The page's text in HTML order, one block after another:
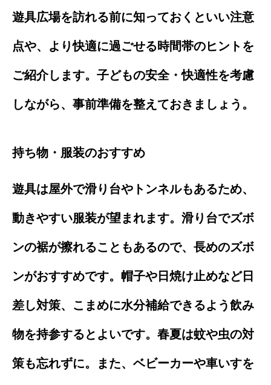
遊具広場を訪れる前に知っておくといい注意
点や、より快適に過ごせる時間帯のヒントを
ご紹介します。子どもの安全・快適性を考慮
しながら、事前準備を整えておきましょう。
持ち物・服装のおすすめ
遊具は屋外で滑り台やトンネルもあるため、
動きやすい服装が望まれます。滑り台でズボ
ンの裾が擦れることもあるので、長めのズボ
ンがおすすめです。帽子や日焼け止めなど日
差し対策、こまめに水分補給できるよう飲み
物を持参するとよいです。春夏は蚊や虫の対
策も忘れずに。また、ベビーカーや車いすを